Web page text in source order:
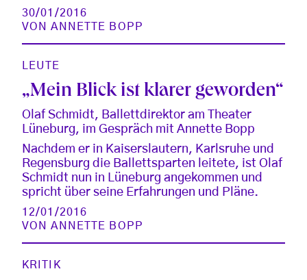
30/01/2016
VONANNETTE BOPP
LEUTE
„Mein Blick ist klarer geworden“
Olaf Schmidt, Ballettdirektor am Theater
Lüneburg, im Gespräch mit Annette Bopp
Nachdem er in Kaiserslautern, Karlsruhe und
Regensburg die Ballettsparten leitete, ist Olaf
Schmidt nun in Lüneburg angekommen und
spricht über seine Erfahrungen und Pläne.
12/01/2016
VONANNETTE BOPP
KRITIK